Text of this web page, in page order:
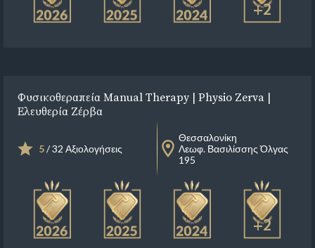
+2
Φυσικοθεραπεία Manual Therapy | Physio Zerva |
Ελευθερία Ζέρβα
5/ 32 Αξιολογήσεις
Θεσσαλονίκη
Λεωφ. Βασιλίσσης Όλγας
195
+2